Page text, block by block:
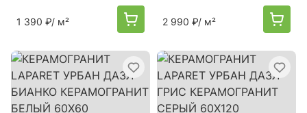
1 390 ₽/ м² 2 990 ₽/ м²